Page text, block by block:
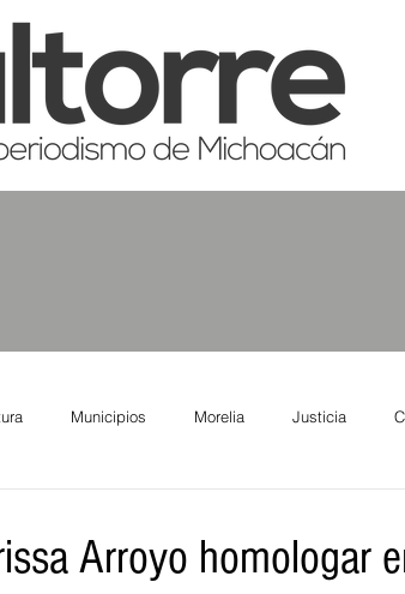
Municipios Morelia Justicia
Arroyo homologar